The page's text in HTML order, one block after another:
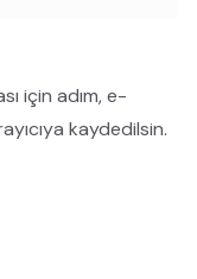
için adım, e-
kaydedilsin.